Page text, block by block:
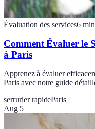
Évaluation des services6 min
Comment Évaluer le
à Paris
Apprenez à évaluer
Paris avec notre guide
serrurier rapideParis
Aug 5